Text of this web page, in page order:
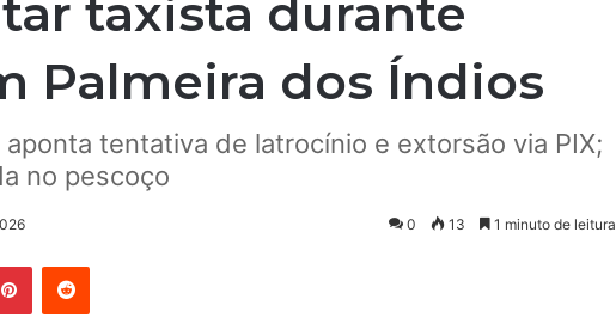
taxista durante
Palmeira dos Índios
aponta tentativa de latrocínio e extorsão via PIX;
no pescoço
0 13 1 minuto de leitura
PinterestReddit